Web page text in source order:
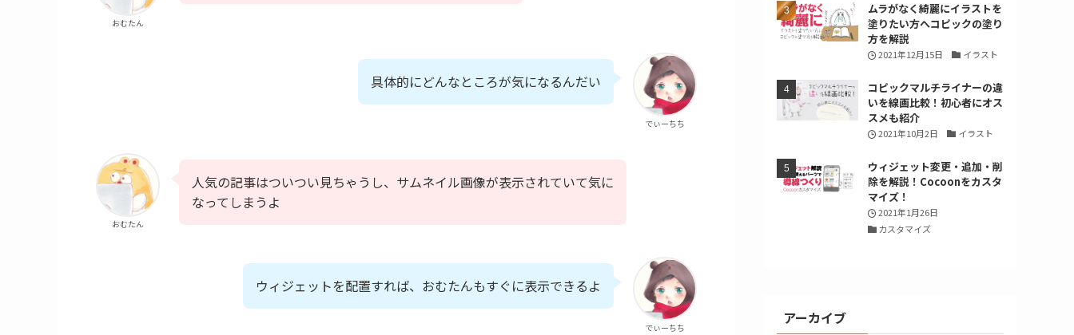
おむたん
でぃーちち
具体的にどんなところが気になるんだい
おむたん
人気の記事はついつい見ちゃうし、サムネイル画像が表示されていて気に
なってしまうよ
でぃーちち
ウィジェットを配置すれば、おむたんもすぐに表示できるよ
ムラがなく綺麗にイラストを
塗りたい方へコピックの塗り
方を解説
2021年12月15日 イラスト
コピックマルチライナーの違
いを線画比較！初心者にオス
スメも紹介
2021年10月2日 イラスト
ウィジェット変更・追加・削
除を解説！Cocoonをカスタ
マイズ！
2021年1月26日
カスタマイズ
アーカイブ